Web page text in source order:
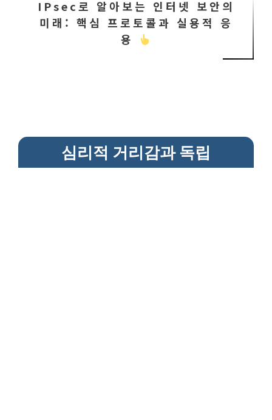
IPsec로 알아보는 인터넷 보안의
미래: 핵심 프로토콜과 실용적 응
용
심리적 거리감과 독립